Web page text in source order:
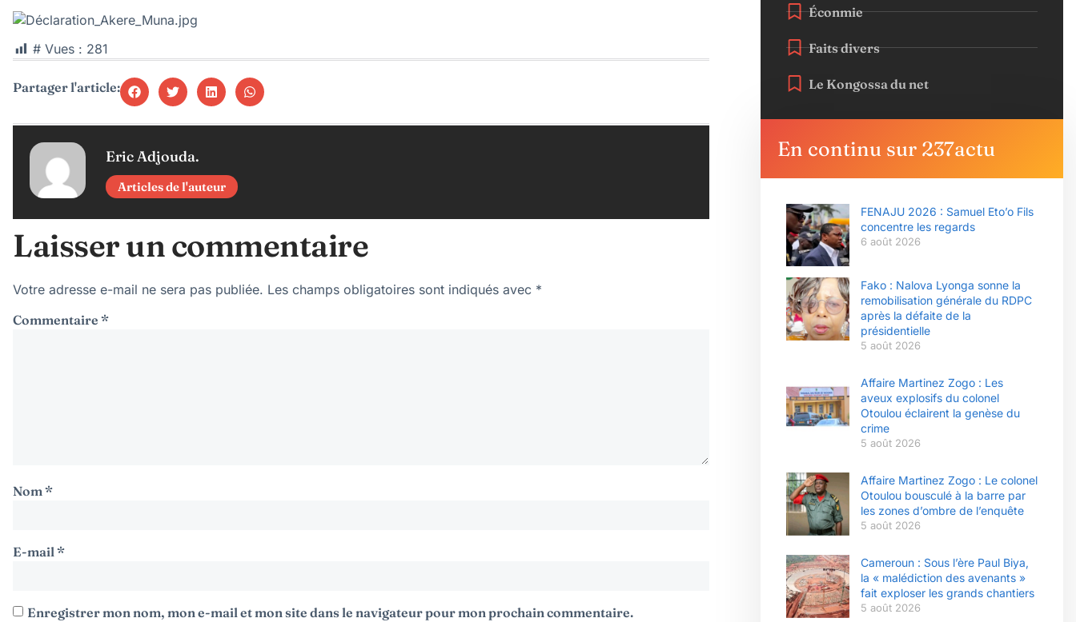
# Vues : 281
Partager l'article:
Eric Adjouda.
Articles de l'auteur
Laisser un commentaire
Votre adresse e-mail ne sera pas publiée. Les champs obligatoires sont indiqués avec *
Commentaire *
Nom*
E-mail*
Enregistrer mon nom, mon e-mail et mon site dans le navigateur pour mon prochain commentaire.
Éconmie
Faits divers
Le Kongossa du net
En continu sur 237actu
FENAJU 2026 : Samuel Eto’o Fils
concentre les regards
6 août 2026
Fako : Nalova Lyonga sonne la
remobilisation générale du RDPC
après la défaite de la
présidentielle
5 août 2026
Affaire Martinez Zogo : Les
aveux explosifs du colonel
Otoulou éclairent la genèse du
crime
5 août 2026
Affaire Martinez Zogo : Le colonel
Otoulou bousculé à la barre par
les zones d’ombre de l’enquête
5 août 2026
Cameroun : Sous l’ère Paul Biya,
la « malédiction des avenants »
fait exploser les grands chantiers
5 août 2026